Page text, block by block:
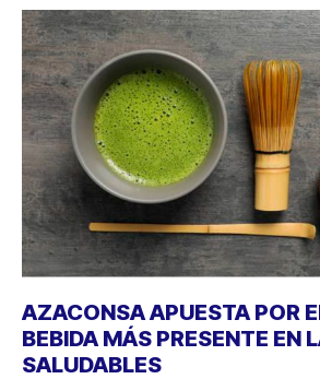
AZACONSA APUESTA POR
BEBIDA MÁS PRESENTE EN
SALUDABLES